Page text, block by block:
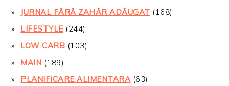
JURNAL FĂRĂ ZAHĂR ADĂUGAT (168)
LIFESTYLE(244)
LOW CARB (103)
MAIN (189)
PLANIFICARE ALIMENTARA (63)